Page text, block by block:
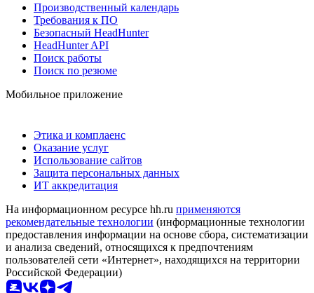
Производственный календарь
Требования к ПО
Безопасный HeadHunter
HeadHunter API
Поиск работы
Поиск по резюме
Мобильное приложение
Этика и комплаенс
Оказание услуг
Использование сайтов
Защита персональных данных
ИТ аккредитация
На информационном ресурсе hh.ru применяются
рекомендательные технологии (информационные технологии
предоставления информации на основе сбора, систематизации
и анализа сведений, относящихся к предпочтениям
пользователей сети «Интернет», находящихся на территории
Российской Федерации)